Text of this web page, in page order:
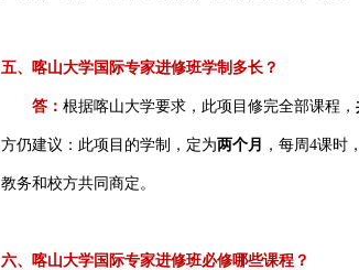
五、喀山大学国际专家进修班学制多长？
答： 根据喀山大学要求，此项目修完全部课程，
方仍建议：此项目的学制，定为两个月 ，每周4课时
教务和校方共同商定。
六、喀山大学国际专家进修班必修哪些课程？